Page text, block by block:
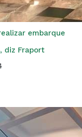
embarque
diz Fraport